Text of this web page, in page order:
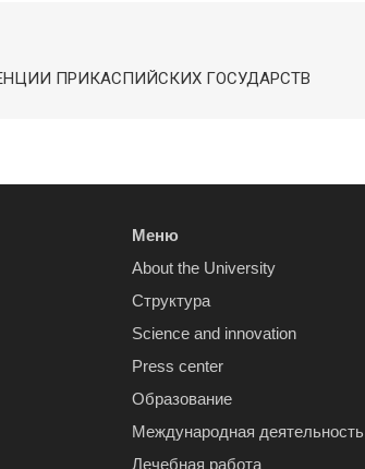
ПРИКАСПИЙСКИХ ГОСУДАРСТВ
Меню
About the University
Структура
Science and innovation
Press center
Образование
Международная деятельность
Лечебная работа